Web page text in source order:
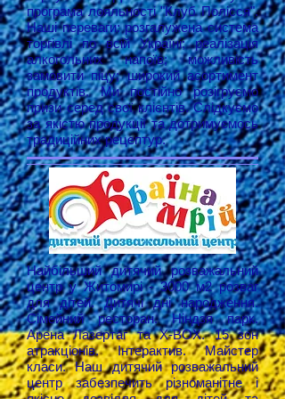
програма лояльності "Клуб Полісся".
Наші переваги: розгалужена система
торгівлі по всій Україні; реалізація
алкогольних напоїв; можливість
замовити піцу; широкий асортимент
продуктів. Ми постійно розігруємо
призи серед свої клієнтів. Слідкуємо
за якістю продукції та дотримуємось
традиційних рецептур.
Найбільший дитячий розважальний
центр у Житомирі - 3000 м2 розваг
для дітей. Дитячі дні народження.
Сімейний ресторан. Ніндзя парк.
Арена Лазертаг та Х-BOX. 15 зон
атракціонів. Інтерактив. Майстер
класи. Наш дитячий розважальний
центр забезпечить різноманітне і